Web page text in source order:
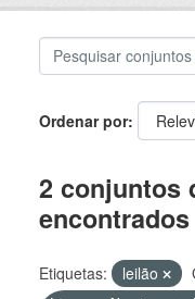
Ordenar por
2 conjuntos
encontrados
Etiquetas: leilão